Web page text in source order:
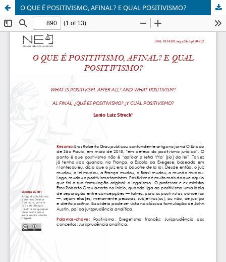
O QUE É POSITIVISMO, AFINAL? E QUAL POSITIVISMO?